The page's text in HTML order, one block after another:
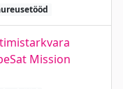
Mission